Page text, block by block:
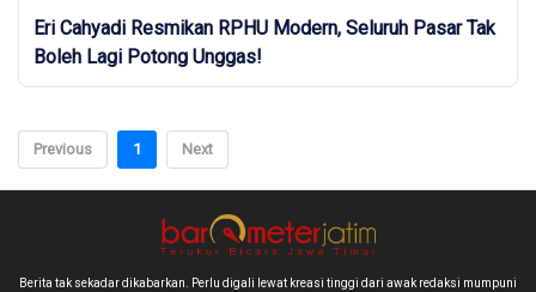
Eri Cahyadi Resmikan RPHU Modern, Seluruh Pasar Tak
Boleh Lagi Potong Unggas!
Previous 1 Next
Berita tak sekadar dikabarkan. Perlu digali lewat kreasi tinggi dari awak redaksi mumpuni